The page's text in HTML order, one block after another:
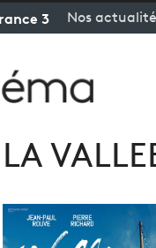
3 Nos
LA